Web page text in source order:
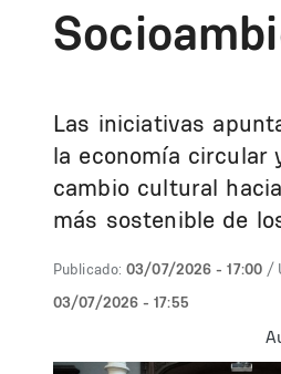
Las iniciativas
la economía circular
cambio cultural
más sostenible de
Publicado: 03/07/2026 - 17:00 /
03/07/2026 - 17:55